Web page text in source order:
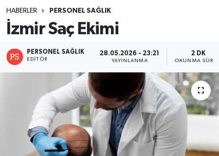
HABERLER PERSONEL SAĞLIK
İzmir Saç Ekimi
PERSONEL SAĞLIK
EDITÖR
28.05.2026 - 23:21
YAYINLANMA
2 DK
OKUNMA
Atamalar
Mevzuat
Kpss - Sınav
Tüm Manşetler
Son Dakika Haberleri